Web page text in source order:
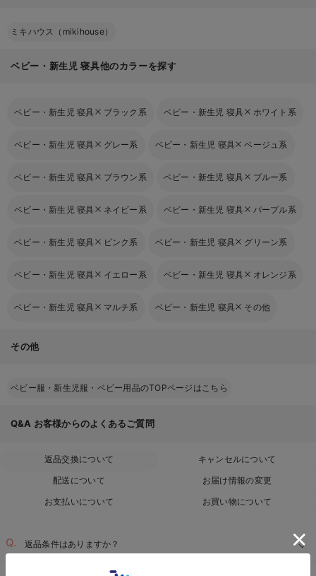
ミキハウス（mikihouse）
ベビー・新生児 寝具他のカラーを探す
ベビー・新生児 寝具 ブラック系 ベビー・新生児 寝具 ホワイト系
ベビー・新生児 寝具 グレー系 ベビー・新生児 寝具 ベージュ系
ベビー・新生児 寝具 ブラウン系 ベビー・新生児 寝具 ブルー系
ベビー・新生児 寝具 ネイビー系 ベビー・新生児 寝具 パープル系
ベビー・新生児 寝具 ピンク系 ベビー・新生児 寝具 グリーン系
ベビー・新生児 寝具 イエロー系 ベビー・新生児 寝具 オレンジ系
ベビー・新生児 寝具 マルチ系 ベビー・新生児 寝具 その他
その他
ベビー服・新生児服・ベビー用品のTOPページはこちら
Q&A お客様からのよくあるご質問
返品交換について
キャンセルについて
配送について
お届け情報の変更
お支払いについて
お買い物について
返品条件はありますか？